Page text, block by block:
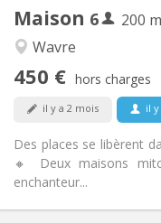
Maison 6
200
Wavre
450 € hors charges
il y a 2 mois il
Des places se libèrent
🔸 Deux maisons
enchanteur...